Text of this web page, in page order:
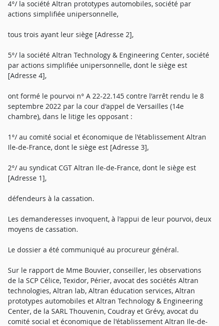
4°/ la société Altran prototypes automobiles, société par
actions simplifiée unipersonnelle,
tous trois ayant leur siège [Adresse 2],
5°/ la société Altran Technology & Engineering Center, société
par actions simplifiée unipersonnelle, dont le siège est
[Adresse 4],
ont formé le pourvoi n° A 22-22.145 contre l'arrêt rendu le 8
septembre 2022 par la cour d'appel de Versailles (14e
chambre), dans le litige les opposant :
1°/ au comité social et économique de l'établissement Altran
Ile-de-France, dont le siège est [Adresse 3],
2°/ au syndicat CGT Altran Ile-de-France, dont le siège est
[Adresse 1],
défendeurs à la cassation.
Les demanderesses invoquent, à l'appui de leur pourvoi, deux
moyens de cassation.
Le dossier a été communiqué au procureur général.
Sur le rapport de Mme Bouvier, conseiller, les observations
de la SCP Célice, Texidor, Périer, avocat des sociétés Altran
technologies, Altran lab, Altran éducation services, Altran
prototypes automobiles et Altran Technology & Engineering
Center, de la SARL Thouvenin, Coudray et Grévy, avocat du
comité social et économique de l'établissement Altran Ile-de-